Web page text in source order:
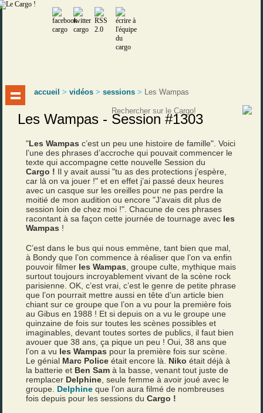
accueil >vidéos >sessions > Les Wampas
Les Wampas - Session #1303
"Les Wampas c’est un peu une histoire de famille". Voici
l’une des phrases d’accroche qui pouvait commencer le
texte qui accompagne cette nouvelle Session du
Cargo ! Il y avait aussi "tu as des protections j’espère,
car là on va jouer !" et en effet j’ai passé deux heures
avec un casque sur les oreilles pour ne pas perdre la
moitié de mon audition ou encore "J’avais dit plus de
session loin de chez moi !". Chacune de ces phrases
racontant à sa façon cette journée de tournage avec les
Wampas !
C’est dans le bus qui nous emmène, tant bien que mal,
à Bondy que l’on commence à réaliser que l’on va enfin
pouvoir filmer les Wampas , groupe culte, mythique mais
surtout toujours incroyablement vivant de la scène rock
parisienne. OK, c’est vrai, c’est le genre de petite phrase
que l’on pourrait mettre aussi en tête d’un article bien
chiant sur ce groupe que l’on a vu pour la première fois
au Gibus en 1988 ! Et si depuis on a vu le groupe une
quinzaine de fois sur toutes les scènes possibles et
imaginables, devant toutes sortes de publics, il faut bien
avouer que 38 ans, ça pique un peu ! Oui, 38 ans que
l’on a vu les Wampas pour la première fois sur scène.
Le génial Marc Police était encore là. Niko était déjà à
la batterie et Ben Samà la basse, venant tout juste de
remplacer Delphine , seule femme à avoir joué avec le
groupe. Delphine que l’on aura filmé de nombreuses
fois depuis pour les sessions duCargo !